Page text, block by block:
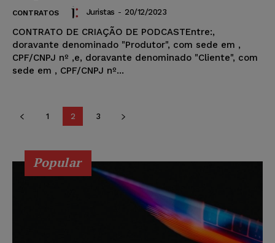
CONTRATOS Juristas - 20/12/2023
CONTRATO DE CRIAÇÃO DE PODCASTEntre:,
doravante denominado "Produtor", com sede em ,
CPF/CNPJ nº ,e, doravante denominado "Cliente", com
sede em , CPF/CNPJ nº...
1 2 3
Popular